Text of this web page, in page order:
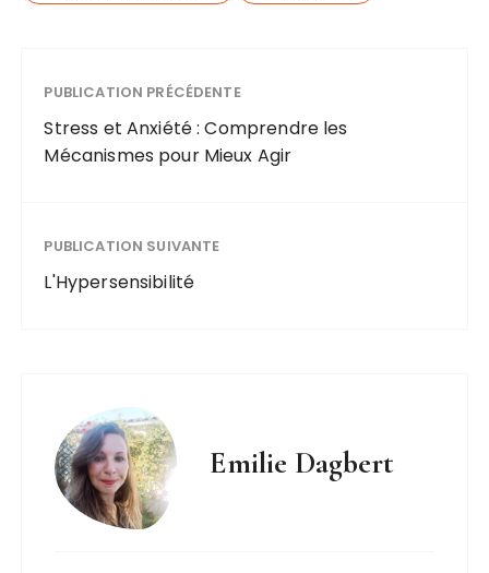
PUBLICATION PRÉCÉDENTE
Stress et Anxiété : Comprendre les
Mécanismes pour Mieux Agir
PUBLICATION SUIVANTE
L'Hypersensibilité
Emilie Dagbert